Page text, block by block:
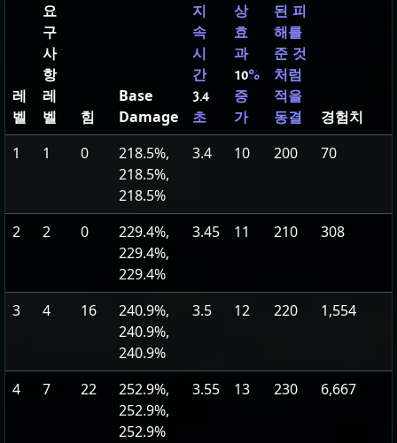
레
벨
요
구
사
항
레
벨
힘
Base
Damage
지
속
시
간
3.4
초
상
효
과
10%
증
가
된 피
해를
준 것
처럼
적을
동결
경험치
1
1 0
218.5%,
218.5%,
218.5%
3.4 10 200 70
2 2 0
229.4%,
229.4%,
229.4%
3.45 11 210 308
3 4 16
240.9%,
240.9%,
240.9%
3.5 12 220 1,554
4 7 22
252.9%,
252.9%,
252.9%
3.55 13 230 6,667